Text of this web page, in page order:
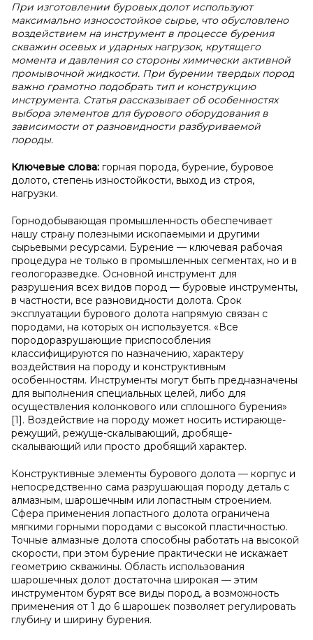
При изготовлении буровых долот используют
максимально износостойкое сырье, что обусловлено
воздействием на инструмент в процессе бурения
скважин осевых и ударных нагрузок, крутящего
момента и давления со стороны химически активной
промывочной жидкости. При бурении твердых пород
важно грамотно подобрать тип и конструкцию
инструмента. Статья рассказывает об особенностях
выбора элементов для бурового оборудования в
зависимости от разновидности разбуриваемой
породы.
Ключевые слова: горная порода, бурение, буровое
долото, степень изностойкости, выход из строя,
нагрузки.
Горнодобывающая промышленность обеспечивает
нашу страну полезными ископаемыми и другими
сырьевыми ресурсами. Бурение — ключевая рабочая
процедура не только в промышленных сегментах, но и в
геологоразведке. Основной инструмент для
разрушения всех видов пород — буровые инструменты,
в частности, все разновидности долота. Срок
эксплуатации бурового долота напрямую связан с
породами, на которых он используется. «Все
породоразрушающие приспособления
классифицируются по назначению, характеру
воздействия на породу и конструктивным
особенностям. Инструменты могут быть предназначены
для выполнения специальных целей, либо для
осуществления колонкового или сплошного бурения»
[1]. Воздействие на породу может носить истирающе-
режущий, режуще-скалывающий, дробяще-
скалывающий или просто дробящий характер.
Конструктивные элементы бурового долота — корпус и
непосредственно сама разрушающая породу деталь с
алмазным, шарошечным или лопастным строением.
Сфера применения лопастного долота ограничена
мягкими горными породами с высокой пластичностью.
Точные алмазные долота способны работать на высокой
скорости, при этом бурение практически не искажает
геометрию скважины. Область использования
шарошечных долот достаточна широкая — этим
инструментом бурят все виды пород, а возможность
применения от 1 до 6 шарошек позволяет регулировать
глубину и ширину бурения.